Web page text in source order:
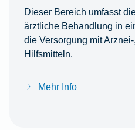
Dieser Bereich umfasst
ärztliche Behandlung in
die Versorgung mit
Hilfsmitteln.
Mehr Info